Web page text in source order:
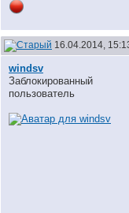
16.04.2014,
windsv
Заблокированный
пользователь